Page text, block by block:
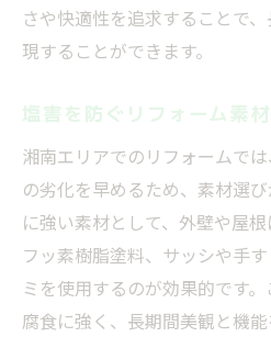
さや快適性を追求することで
現することができます。
塩害を防ぐリフォーム素
湘南エリアでのリフォームで
の劣化を早めるため、素材選
に強い素材として、外壁や屋
フッ素樹脂塗料、サッシや手
ミを使用するのが効果的です
腐食に強く、長期間美観と機能